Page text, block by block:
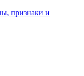
признаки и